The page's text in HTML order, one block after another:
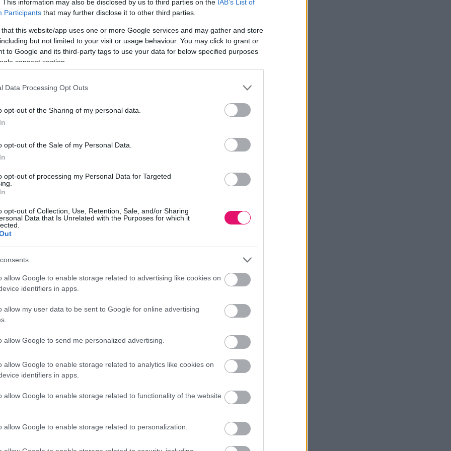
This information may also be disclosed by us to third parties on the IAB’s List of
Participants that may further disclose it to other third parties.
that this website/app uses one or more Google services and may gather and store
but not limited to your visit or usage behaviour. You may click to grant or
to Google and its third-party tags to use your data for below specified purposes
consent section.
Data Processing Opt Outs
opt-out of the Sharing of my personal data.
opt-out of the Sale of my Personal Data.
opt-out of processing my Personal Data for Targeted
opt-out of Collection, Use, Retention, Sale, and/or Sharing
Data that Is Unrelated with the Purposes for which it
allow Google to enable storage related to advertising like cookies on
identifiers in apps.
allow my user data to be sent to Google for online advertising
allow Google to send me personalized advertising.
allow Google to enable storage related to analytics like cookies on
identifiers in apps.
allow Google to enable storage related to functionality of the website
allow Google to enable storage related to personalization.
nyeremény, menetközben is kiszáll a vásárló a
szervezői tudnak elveszni, míg a bonyolult
Forrás: AI-generált kép (OpenAI ChatGPT), 2025.
feltűnő felhívással, vonzó ajánlattal meg is vannak a kezdeti
élmény, ha a vásárló kaparós szelvénnyel próbálkozhat,
a legjobban ilyen megoldással játszani egész
mindenkit vonz egy csábító főnyeremény eléréséhez
ha túl bonyolult a feladat, hanem az, ha akár
nélkül is tudjuk, mit kell tenni a nyereményért. A sok
megőrizni, hanem például elég, ha lefotózzuk.
mellett, a lépcsőzetes felépítés, vagyis a többszöri
ajándékok irányába haladás támogatja a folyamatos
ha egy fődíj van, mert ezzel tudják, hogy nagyon
és csalódást okoz. Ezért inkább több, kevésbé nagy
kell, hogy a nyereménypiramis szerepét nem
küszöbnek és az azonnali nyereményeknek fontos
és fontos a többlépcsős nyerési lehetőség, hogy fenntartsuk
(OpenAI ChatGPT), 2025. október 2.
a promóció során valamikor vagy akár többször is nyert,
során megélt játék az élmény. Forrás: AI-generált
mind a termékkel, szolgáltatással – amelyet megvett, és